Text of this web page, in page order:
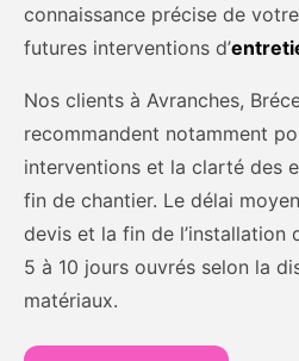
connaissance précise de
futures interventions d’
Nos clients à Avranches,
recommandent notamment
interventions et la clarté des
fin de chantier. Le délai
devis et la fin de l’installation
5 à 10 jours ouvrés selon la
matériaux.